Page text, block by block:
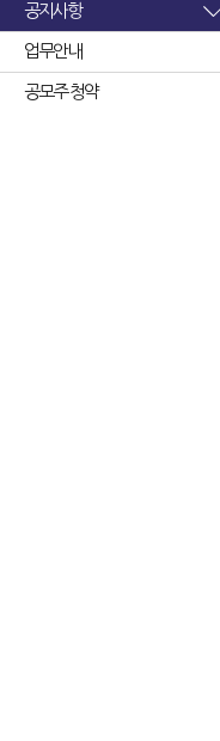
공지사항
업무안내
공모주 청약